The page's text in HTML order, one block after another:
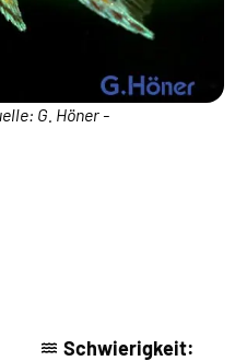
G. Höner -
Schwierigkeit: